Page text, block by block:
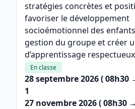
stratégies concrètes et
favoriser le développement
socioémotionnel des
gestion du groupe et créer
d’apprentissage
En classe
28 septembre 2026( 08h30
1
27 novembre 2026( 08h30